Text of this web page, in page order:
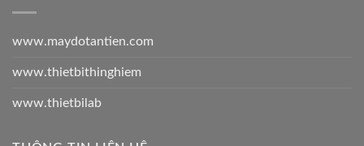
www.maydotantien.com
www.thietbithinghiem
www.thietbilab